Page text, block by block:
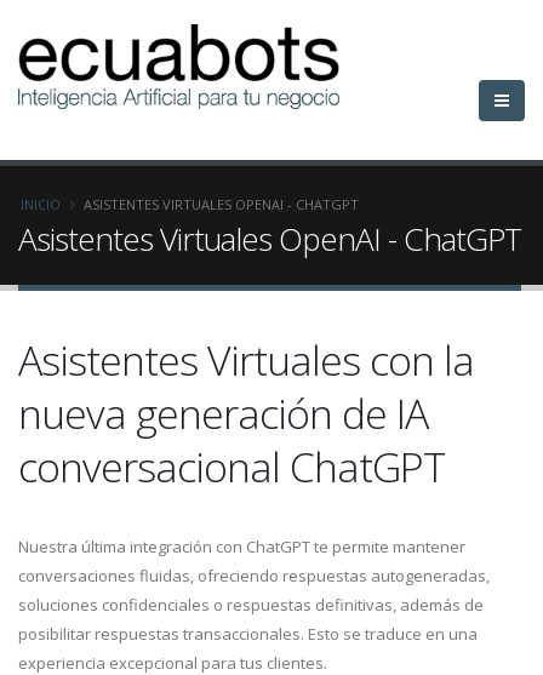
INICIO ASISTENTES VIRTUALES OPENAI - CHATGPT
Asistentes Virtuales OpenAI - ChatGPT
Asistentes Virtuales con la
nueva generación de IA
conversacional ChatGPT
Nuestra última integración con ChatGPT te permite mantener
conversaciones fluidas, ofreciendo respuestas autogeneradas,
soluciones confidenciales o respuestas definitivas, además de
posibilitar respuestas transaccionales. Esto se traduce en una
experiencia excepcional para tus clientes.